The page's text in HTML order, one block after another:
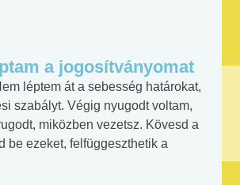
a jogosítványomat
léptem át a sebesség határokat,
szabályt. Végig nyugodt voltam,
miközben vezetsz. Kövesd a
be ezeket, felfüggeszthetik a